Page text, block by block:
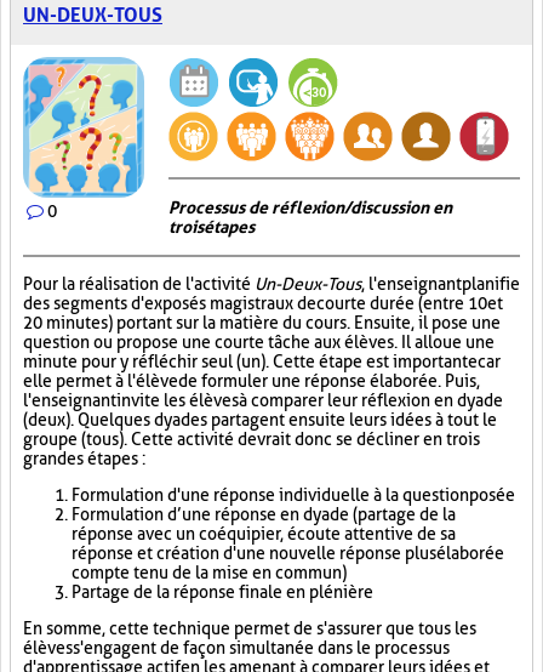
UN-DEUX-TOUS
0
Processus de réflexion/discussion en
trois étapes
Pour la réalisation de l'activité Un-Deux-Tous, l'enseignant planifie
des segments d'exposés magistraux de courte durée (entre 10 et
20 minutes) portant sur la matière du cours. Ensuite, il pose une
question ou propose une courte tâche aux élèves. Il alloue une
minute pour y réfléchir seul (un). Cette étape est importante car
elle permet à l'élève de formuler une réponse élaborée. Puis,
l'enseignant invite les élèves à comparer leur réflexion en dyade
(deux). Quelques dyades partagent ensuite leurs idées à tout le
groupe (tous). Cette activité devrait donc se décliner en trois
grandes étapes :
Formulation d'une réponse individuelle à la question posée
Formulation d’une réponse en dyade (partage de la
réponse avec un coéquipier, écoute attentive de sa
réponse et création d'une nouvelle réponse plus élaborée
compte tenu de la mise en commun)
Partage de la réponse finale en plénière
En somme, cette technique permet de s'assurer que tous les
élèves s'engagent de façon simultanée dans le processus
d'apprentissage actif en les amenant à comparer leurs idées et